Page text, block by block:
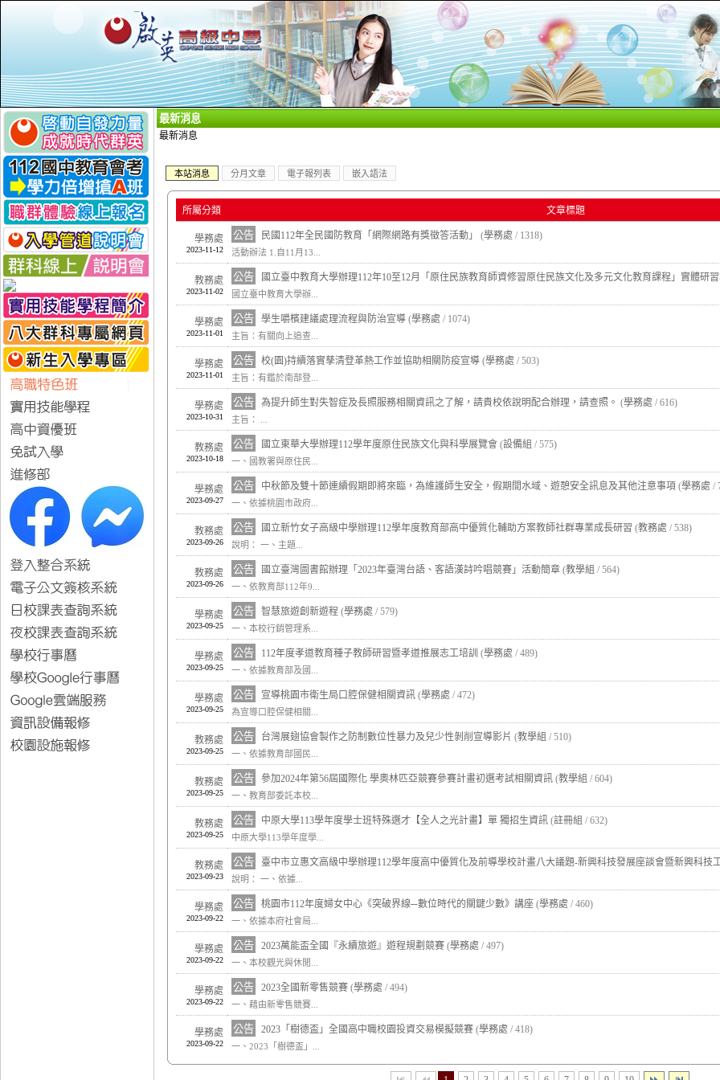
最新消息
最新消息
本站消息 分月文章 電子報列表 嵌入語法
所屬分類 文章標題
學務處
2023-11-12
公告 民國112年全民國防教育「網際網路有獎徵答活動」 (學務處 / 1318)
活動辦法 1.自11月13...
教務處
2023-11-02
公告 國立臺中教育大學辦理112年10至12月「原住民族教育師資修習原住民族文化及多元文化教育課程」實體研
國立臺中教育大學辦...
學務處
2023-11-01
公告 學生嚼檳建議處理流程與防治宣導 (學務處 / 1074)
主旨：有關向上追查...
學務處
2023-11-01
公告 校(園)持續落實孳清登革熱工作並協助相關防疫宣導 (學務處 / 503)
主旨：有鑑於南部登...
學務處
2023-10-31
公告 為提升師生對失智症及長照服務相關資訊之了解，請貴校依說明配合辦理，請查照。 (學務處 / 616)
主旨： ...
教務處
2023-10-18
公告 國立東華大學辦理112學年度原住民族文化與科學展覽會 (設備組 / 575)
一、國教署與原住民...
學務處
2023-09-27
公告 中秋節及雙十節連續假期即將來臨，為維護師生安全，假期間水域、遊憩安全訊息及其他注意事項 (學務處 /
一、依據桃園市政府...
教務處
2023-09-26
公告 國立新竹女子高級中學辦理112學年度教育部高中優質化輔助方案教師社群專業成長研習 (教務處 / 538)
說明： 一、主題...
教務處
2023-09-26
公告 國立臺灣圖書館辦理「2023年臺灣台語、客語漢詩吟唱競賽」活動簡章 (教學組 / 564)
一、依教育部112年9...
學務處
2023-09-25
公告 智慧旅遊創新遊程 (學務處 / 579)
一、本校行銷管理系...
學務處
2023-09-25
公告 112年度孝道教育種子教師研習暨孝道推展志工培訓 (學務處 / 489)
一、依據教育部及國...
學務處
2023-09-25
公告 宣導桃園市衛生局口腔保健相關資訊 (學務處 / 472)
為宣導口腔保健相關...
教務處
2023-09-25
公告 台灣展翅協會製作之防制數位性暴力及兒少性剝削宣導影片 (教學組 / 510)
一、依據教育部國民...
教務處
2023-09-25
公告 參加2024年第56屆國際化 學奧林匹亞競賽參賽計畫初選考試相關資訊 (教學組 / 604)
一、教育部委託本校...
教務處
2023-09-25
公告 中原大學113學年度學士班特殊選才【全人之光計畫】單 獨招生資訊 (註冊組 / 632)
中原大學113學年度學...
教務處
2023-09-23
公告 臺中市立惠文高級中學辦理112學年度高中優質化及前導學校計畫八大議題-新興科技發展座談會暨新興科技
說明： 一、依據...
學務處
2023-09-22
公告 桃園市112年度婦女中心《突破界線─數位時代的關鍵少數》講座 (學務處 / 460)
一、依據本府社會局...
學務處
2023-09-22
公告 2023萬能盃全國『永續旅遊』遊程規劃競賽 (學務處 / 497)
一、本校觀光與休閒...
學務處
2023-09-22
公告 2023全國新零售競賽 (學務處 / 494)
一、藉由新零售競賽...
學務處
2023-09-22
公告 2023「樹德盃」全國高中職校園投資交易模擬競賽 (學務處 / 418)
一、2023「樹德盃」...